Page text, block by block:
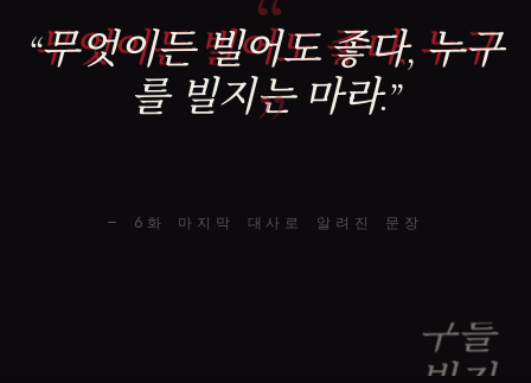
“무엇이든 빌어도 좋다, 누구
를 빌지는 마라.”
”
— 6화 마지막 대사로 알려진 문장